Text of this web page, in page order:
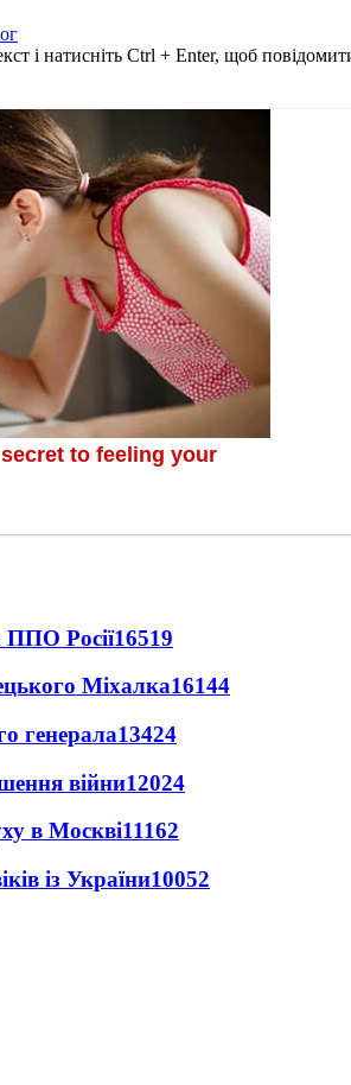
і натисніть Ctrl + Enter, щоб
ППО Росії16519
Міхалка16144
генерала13424
війни12024
в Москві11162
із України10052